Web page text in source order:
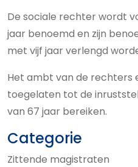
De sociale rechter wordt
jaar benoemd en zijn
met vijf jaar verlengd
Het ambt van de rechters
toegelaten tot de
van 67 jaar bereiken.
Categorie
Zittende magistraten